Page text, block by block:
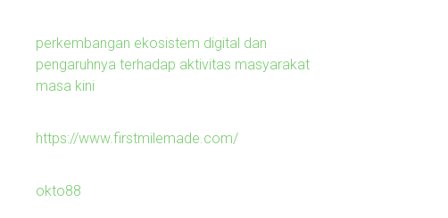
perkembangan ekosistem digital dan
pengaruhnya terhadap aktivitas masyarakat
masa kini
https://www.firstmilemade.com/
okto88